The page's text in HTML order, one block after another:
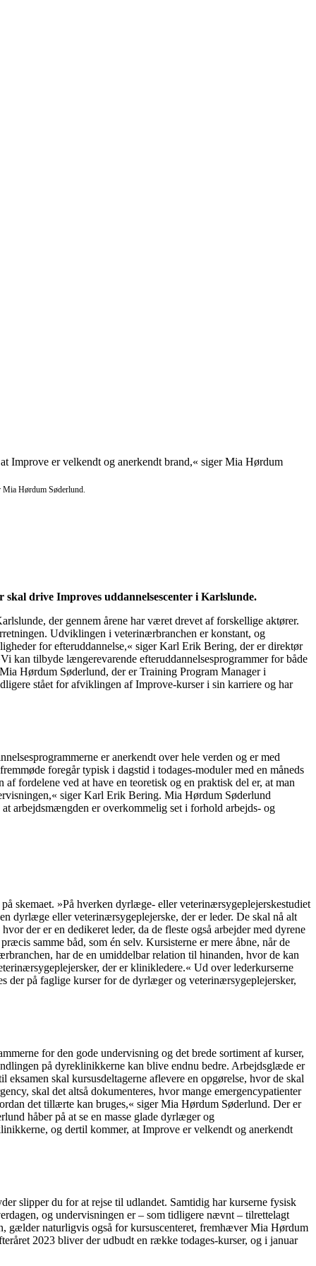
Mia Hørdum Søderlund.
drive Improves uddannelsescenter i Karlslunde.
der gennem årene har været drevet af forskellige aktører.
Udviklingen i veterinærbranchen er konstant, og
for efteruddannelse,« siger Karl Erik Bering, der er direktør
kan tilbyde længerevarende efteruddannelsesprogrammer for både
Hørdum Søderlund, der er Training Program Manager i
stået for afviklingen af Improve-kurser i sin karriere og har
er anerkendt over hele verden og er med
foregår typisk i dagstid i todages-moduler med en måneds
fordelene ved at have en teoretisk og en praktisk del er, at man
siger Karl Erik Bering. Mia Hørdum Søderlund
arbejdsmængden er overkommelig set i forhold arbejds- og
skemaet. »På hverken dyrlæge- eller veterinærsygeplejerskestudiet
dyrlæge eller veterinærsygeplejerske, der er leder. De skal nå alt
der er en dedikeret leder, da de fleste også arbejder med dyrene
samme båd, som én selv. Kursisterne er mere åbne, når de
har de en umiddelbar relation til hinanden, hvor de kan
der er klinikledere.« Ud over lederkurserne
der på faglige kurser for de dyrlæger og veterinærsygeplejersker,
for den gode undervisning og det brede sortiment af kurser,
på dyreklinikkerne kan blive endnu bedre. Arbejdsglæde er
skal kursusdeltagerne aflevere en opgørelse, hvor de skal
skal det altså dokumenteres, hvor mange emergencypatienter
det tillærte kan bruges,« siger Mia Hørdum Søderlund. Der er
håber på at se en masse glade dyrlæger og
og dertil kommer, at Improve er velkendt og anerkendt
slipper du for at rejse til udlandet. Samtidig har kurserne fysisk
og undervisningen er – som tidligere nævnt – tilrettelagt
gælder naturligvis også for kursuscenteret, fremhæver Mia Hørdum
2023 bliver der udbudt en række todages-kurser, og i januar